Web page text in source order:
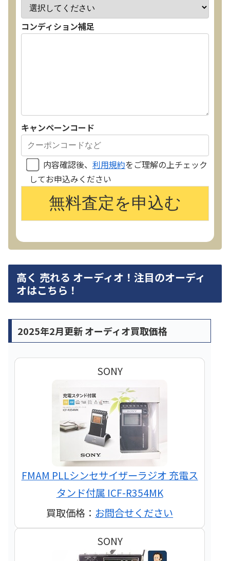
コンディション補足
キャンペーンコード
内容確認後、 利用規約をご理解の上チェック
してお申込みください
高く 売れる オーディオ！注目のオーディ
オはこちら！
2025年2月更新 オーディオ買取価格
SONY
FMAM PLLシンセサイザーラジオ 充電ス
タンド付属 ICF-R354MK
買取価格： お問合せください
SONY